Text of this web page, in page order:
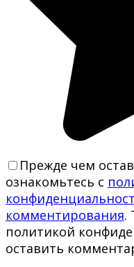
Прежде чем
ознакомьтесь с
комментирования.
политикой
оставить